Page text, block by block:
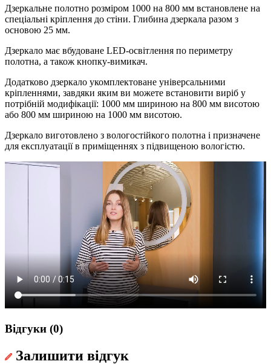
Дзеркальне полотно розміром 1000 на 800 мм встановлене на
спеціальні кріплення до стіни. Глибина дзеркала разом з
основою 25 мм.
Дзеркало має вбудоване LED-освітлення по периметру
полотна, а також кнопку-вимикач.
Додатково дзеркало укомплектоване універсальними
кріпленнями, завдяки яким ви можете встановити виріб у
потрібній модифікації: 1000 мм шириною на 800 мм висотою
або 800 мм шириною на 1000 мм висотою.
Дзеркало виготовлено з вологостійкого полотна і призначене
для експлуатації в приміщеннях з підвищеною вологістю.
Відгуки (0)
Залишити відгук